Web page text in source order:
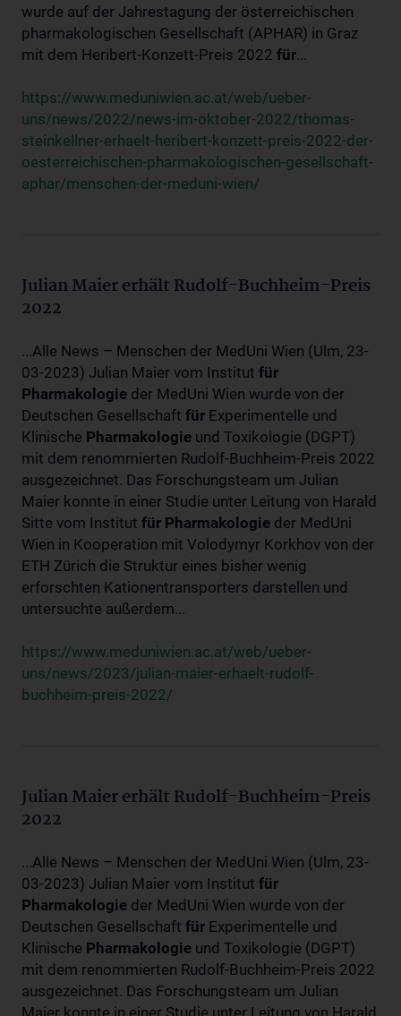
wurde auf der Jahrestagung der österreichischen
pharmakologischen Gesellschaft (APHAR) in Graz
mit dem Heribert-Konzett-Preis 2022 für...
https://www.meduniwien.ac.at/web/ueber-
uns/news/2022/news-im-oktober-2022/thomas-
steinkellner-erhaelt-heribert-konzett-preis-2022-der-
oesterreichischen-pharmakologischen-gesellschaft-
aphar/menschen-der-meduni-wien/
Julian Maier erhält Rudolf-Buchheim-Preis
2022
...Alle News – Menschen der MedUni Wien (Ulm, 23-
03-2023) Julian Maier vom Institut für
Pharmakologie der MedUni Wien wurde von der
Deutschen Gesellschaft für Experimentelle und
Klinische Pharmakologie und Toxikologie (DGPT)
mit dem renommierten Rudolf-Buchheim-Preis 2022
ausgezeichnet. Das Forschungsteam um Julian
Maier konnte in einer Studie unter Leitung von Harald
Sitte vom Institut für Pharmakologie der MedUni
Wien in Kooperation mit Volodymyr Korkhov von der
ETH Zürich die Struktur eines bisher wenig
erforschten Kationentransporters darstellen und
untersuchte außerdem...
https://www.meduniwien.ac.at/web/ueber-
uns/news/2023/julian-maier-erhaelt-rudolf-
buchheim-preis-2022/
Julian Maier erhält Rudolf-Buchheim-Preis
2022
...Alle News – Menschen der MedUni Wien (Ulm, 23-
03-2023) Julian Maier vom Institut für
Pharmakologie der MedUni Wien wurde von der
Deutschen Gesellschaft für Experimentelle und
Klinische Pharmakologie und Toxikologie (DGPT)
mit dem renommierten Rudolf-Buchheim-Preis 2022
ausgezeichnet. Das Forschungsteam um Julian
Maier konnte in einer Studie unter Leitung von Harald